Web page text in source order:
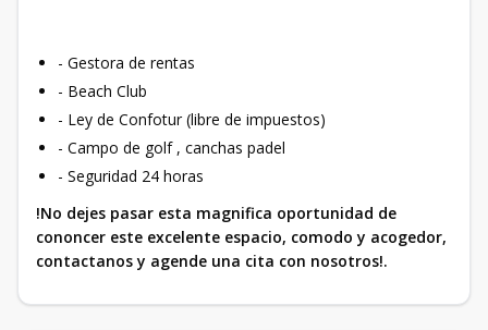
- Gestora de rentas
- Beach Club
- Ley de Confotur (libre de impuestos)
- Campo de golf , canchas padel
- Seguridad 24 horas
!No dejes pasar esta magnifica oportunidad de
cononcer este excelente espacio, comodo y acogedor,
contactanos y agende una cita con nosotros!.